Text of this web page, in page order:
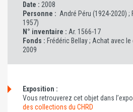
Date : 2008
Personne : André Péru (1924-2020) ;
1957)
N° inventaire : Ar. 1566-17
Fonds : Frédéric Bellay ; Achat avec
2009
Exposition :
Vous retrouverez cet objet dans
des collections du CHRD